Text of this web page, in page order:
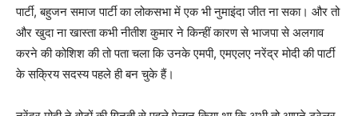
पार्टी, बहुजन समाज पार्टी का लोकसभा में एक भी नुमाइंदा जीत ना सका। और तो
और खुदा ना खास्ता कभी नीतीश कुमार ने किन्हीं कारण से भाजपा से अलगाव
करने की कोशिश की तो पता चला कि उनके एमपी, एमएलए नरेंद्र मोदी की पार्टी
के सक्रिय सदस्य पहले ही बन चुके हैं।